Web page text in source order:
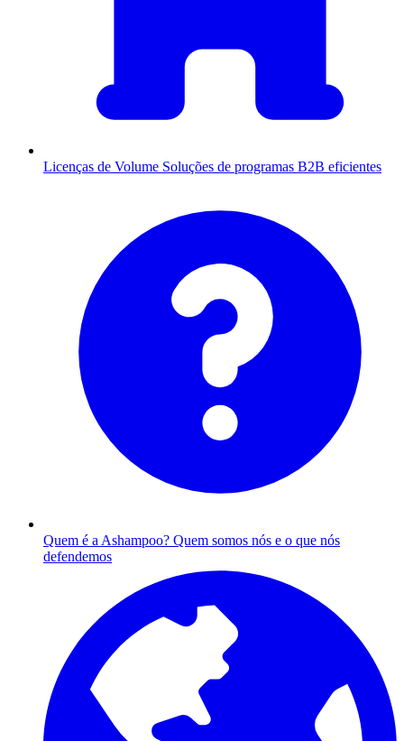
Licenças de Volume Soluções de programas B2B eficientes
Quem é a Ashampoo? Quem somos nós e o que nós
defendemos